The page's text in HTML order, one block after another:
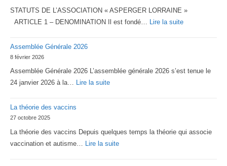
STATUTS DE L’ASSOCIATION « ASPERGER LORRAINE »
ARTICLE 1 – DENOMINATION Il est fondé… Lire la suite:
Lorraine
Assemblée Générale 2026
8 février 2026
Assemblée Générale 2026 L’assemblée générale 2026 s’est tenue le
24 janvier 2026 à la… Lire la suite:
La théorie des vaccins
27 octobre 2025
La théorie des vaccins Depuis quelques temps la théorie qui associe
vaccination et autisme… Lire la suite: